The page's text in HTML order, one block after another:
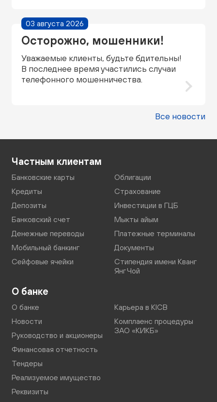
03 августа 2026
Осторожно, мошенники!
Уважаемые клиенты, будьте бдительны!
В последнее время участились случаи
телефонного мошенничества.
Все новости
Частным клиентам
Банковские карты
Кредиты
Депозиты
Банковский счет
Денежные переводы
Мобильный банкинг
Сейфовые ячейки
Облигации
Страхование
Инвестиции в ГЦБ
Мыкты айым
Платежные терминалы
Документы
Стипендия имени Кванг
Янг Чой
О банке
О банке
Новости
Руководство и акционеры
Финансовая отчетность
Тендеры
Реализуемое имущество
Реквизиты
Карьера в KICB
Комплаенс процедуры
ЗАО «КИКБ»